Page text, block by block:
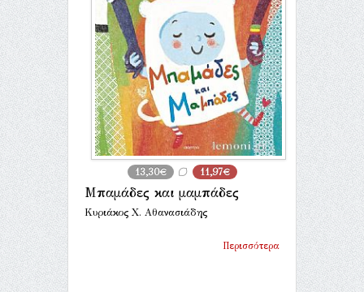
13,30€ 11,97€
Μπαμάδες και μαμπάδες
Κυριάκος Χ. Αθανασιάδης
Περισσότερα